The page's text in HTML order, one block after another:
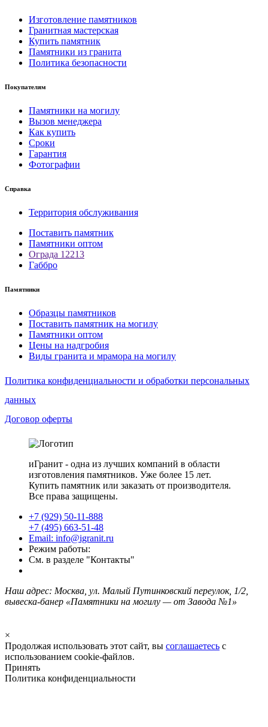
Изготовление памятников
Гранитная мастерская
Купить памятник
Памятники из гранита
Политика безопасности
Покупателям
Памятники на могилу
Вызов менеджера
Как купить
Сроки
Гарантия
Фотографии
Справка
Территория обслуживания
Поставить памятник
Памятники оптом
Ограда 12213
Габбро
Памятники
Образцы памятников
Поставить памятник на могилу
Памятники оптом
Цены на надгробия
Виды гранита и мрамора на могилу
Политика конфиденциальности и обработки персональных
данных
Договор оферты
иГранит - одна из лучших компаний в области
изготовления памятников. Уже более 15 лет.
Купить памятник или заказать от производителя.
Все права защищены.
+7 (929) 50-11-888
+7 (495) 663-51-48
Email: info@igranit.ru
Режим работы:
См. в разделе "Контакты"
Наш адрес: Москва, ул. Малый Путинковский переулок, 1/2,
вывеска-банер «Памятники на могилу — от Завода №1»
×
Продолжая использовать этот сайт, вы соглашаетесь с
использованием cookie-файлов.
Принять
Политика конфиденциальности